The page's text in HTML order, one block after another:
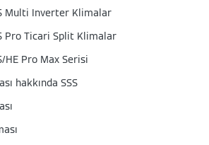
Multi Inverter Klimalar
Pro Ticari Split Klimalar
Pro Max Serisi
hakkında SSS